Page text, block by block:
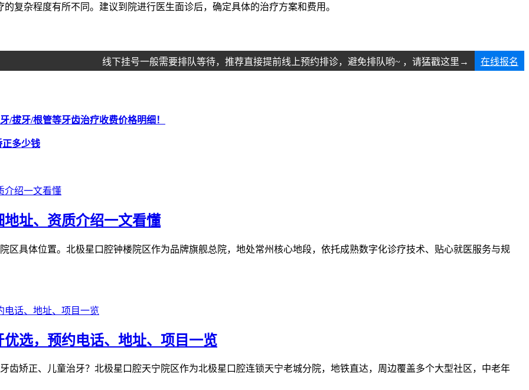
复杂程度有所不同。建议到院进行医生面诊后，确定具体的治疗方案和费用。
线下挂号一般需要排队等待，推荐直接提前线上预约排诊，避免排队哟~ ，请猛戳这里→ 在线报名
/拔牙/根管等牙齿治疗收费价格明细！
正多少钱
址、资质介绍一文看懂
区具体位置。北极星口腔钟楼院区作为品牌旗舰总院，地处常州核心地段，依托成熟数字化诊疗技术、贴心就医服务与规
选，预约电话、地址、项目一览
齿矫正、儿童治牙？北极星口腔天宁院区作为北极星口腔连锁天宁老城分院，地铁直达，周边覆盖多个大型社区，中老年